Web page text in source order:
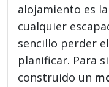
alojamiento es
cualquier
sencillo perder
planificar. Para
construido un